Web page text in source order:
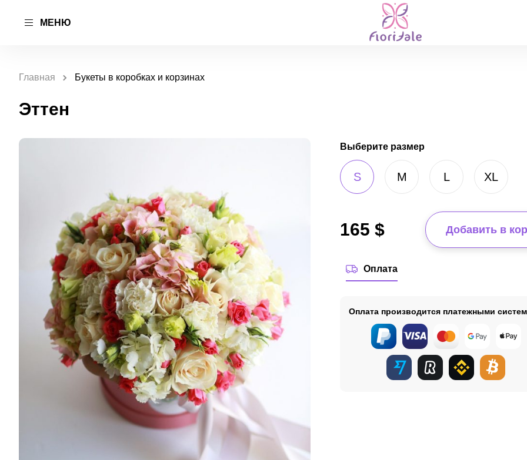
МЕНЮ
Главная Букеты в коробках и корзинах
Эттен
Выберите размер
S M L XL
165 $ Добавить в
Оплата
Оплата производится платежными